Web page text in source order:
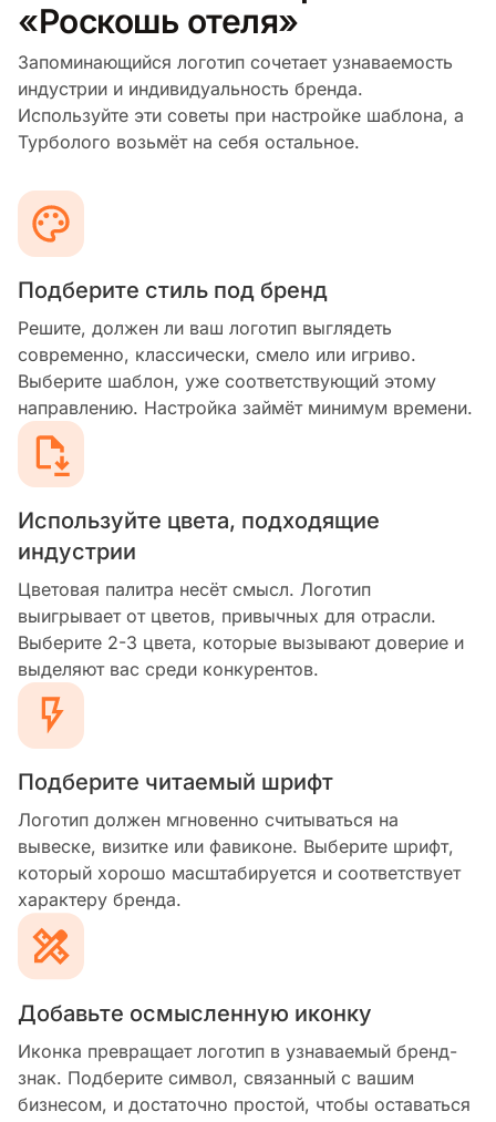
«Роскошь отеля»
Запоминающийся логотип сочетает узнаваемость
индустрии и индивидуальность бренда.
Используйте эти советы при настройке шаблона, а
Турболого возьмёт на себя остальное.
Подберите стиль под бренд
Решите, должен ли ваш логотип выглядеть
современно, классически, смело или игриво.
Выберите шаблон, уже соответствующий этому
направлению. Настройка займёт минимум времени.
Используйте цвета, подходящие
индустрии
Цветовая палитра несёт смысл. Логотип
выигрывает от цветов, привычных для отрасли.
Выберите 2-3 цвета, которые вызывают доверие и
выделяют вас среди конкурентов.
Подберите читаемый шрифт
Логотип должен мгновенно считываться на
вывеске, визитке или фавиконе. Выберите шрифт,
который хорошо масштабируется и соответствует
характеру бренда.
Добавьте осмысленную иконку
Иконка превращает логотип в узнаваемый бренд-
знак. Подберите символ, связанный с вашим
бизнесом, и достаточно простой, чтобы оставаться